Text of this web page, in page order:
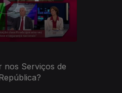
nos Serviços de